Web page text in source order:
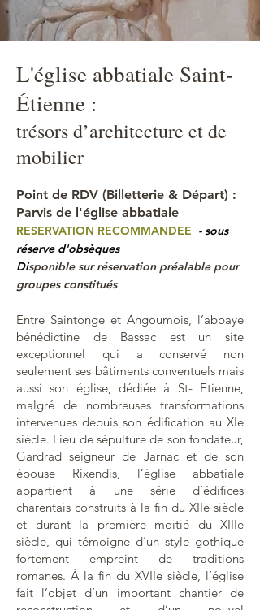
L'église abbatiale Saint-
Étienne :
trésors d’architecture et de
mobilier
Point de RDV (Billetterie & Départ) :
Parvis de l'église abbatiale
RESERVATION RECOMMANDEE - sous
réserve d'obsèques
Disponible sur réservation préalable pour
groupes constitués
Entre Saintonge et Angoumois, l’abbaye
bénédictine de Bassac est un site
exceptionnel qui a conservé non
seulement ses bâtiments conventuels mais
aussi son église, dédiée à St- Etienne,
malgré de nombreuses transformations
intervenues depuis son édification au XIe
siècle. Lieu de sépulture de son fondateur,
Gardrad seigneur de Jarnac et de son
épouse Rixendis, l’église abbatiale
appartient à une série d’édifices
charentais construits à la fin du XIIe siècle
et durant la première moitié du XIIIe
siècle, qui témoigne d’un style gothique
fortement empreint de traditions
romanes. À la fin du XVIIe siècle, l’église
fait l’objet d’un important chantier de